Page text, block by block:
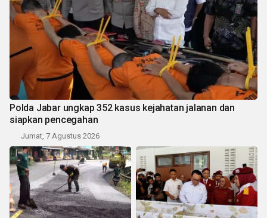
Polda Jabar ungkap 352 kasus kejahatan jalanan dan
siapkan pencegahan
Jumat, 7 Agustus 2026